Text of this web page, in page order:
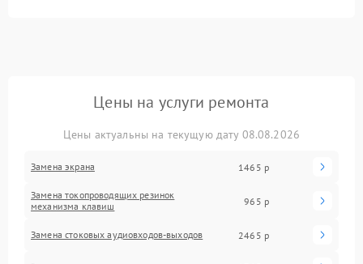
Цены на услуги ремонта
Цены актуальны на текущую дату 08.08.2026
Замена экрана 1465 р
Замена токопроводящих резинок
механизма клавиш
965 р
Замена стоковых аудиовходов-выходов 2465 р